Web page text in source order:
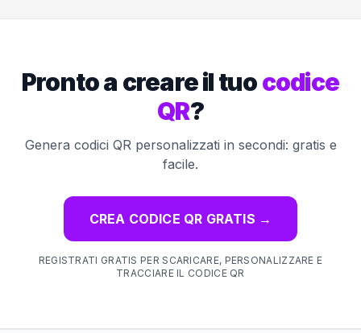
Pronto a creare il tuocodice
QR?
Genera codici QR personalizzati in secondi: gratis e
facile.
CREA CODICE QR GRATIS →
REGISTRATI GRATIS PER SCARICARE, PERSONALIZZARE E
TRACCIARE IL CODICE QR